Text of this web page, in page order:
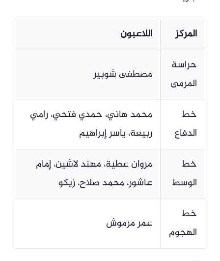
المركز
اللاعبون
حراسة
المرمى
مصطفى شوبير
خط
الدفاع
محمد هاني، حمدي فتحي، رامي
ربيعة، ياسر إبراهيم
خط
الوسط
مروان عطية، مهند لاشين، إمام
عاشور، محمد صلاح، زيكو
خط
الهجوم
عمر مرموش